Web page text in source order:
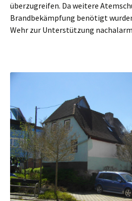
überzugreifen. Da weitere
Brandbekämpfung benötigt
Wehr zur Unterstützung